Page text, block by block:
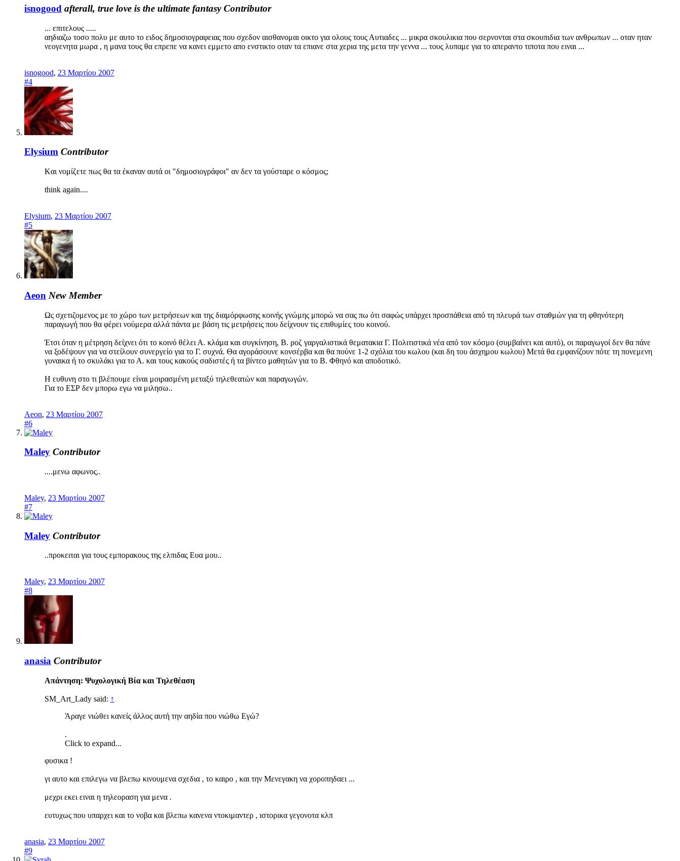
isnogood afterall, true love is the ultimate fantasy Contributor
... επιτελους .....
αηδιαζω τοσο πολυ με αυτο το ειδος δημοσιογραφειας που σχεδον αισθανομαι οικτο για ολους τους Αυτιαδες ... μικρα σκουλικια που σερνονται στα σκουπιδια των ανθρωπων ... οταν ηταν
νεογενητα μωρα , η μανα τους θα επρεπε να κανει εμμετο απο ενστικτο οταν τα επιανε στα χερια της μετα την γεννα ... τους λυπαμε για το απεραντο τιποτα που ειναι ...
isnogood, 23 Μαρτίου 2007
#4
Elysium Contributor
Kαι νομίζετε πως θα τα έκαναν αυτά οι "δημοσιογράφοι" αν δεν τα γούσταρε ο κόσμος;
think again....
Elysium, 23 Μαρτίου 2007
#5
Aeon New Member
Ως σχετιζομενος με το χώρο των μετρήσεων και της διαμόρφωσης κοινής γνώμης μπορώ να σας πω ότι σαφώς υπάρχει προσπάθεια από τη πλευρά των σταθμών για τη φθηνότερη
παραγωγή που θα φέρει νούμερα αλλά πάντα με βάση τις μετρήσεις που δείχνουν τις επιθυμίες του κοινού.
Έτσι όταν η μέτρηση δείχνει ότι το κοινό θέλει Α. κλάμα και συγκίνηση, Β. ροζ γαργαλιστικά θεματακια Γ. Πολιτιστικά νέα από τον κόσμο (συμβαίνει και αυτό), οι παραγωγοί δεν θα πάνε
να ξοδέψουν για να στείλουν συνεργείο για το Γ. συχνά. Θα αγοράσουνε κονσέρβα και θα πούνε 1-2 σχόλια του κωλου (και δη του άσχημου κωλου) Μετά θα εμφανίζουν πότε τη πονεμενη
γυναικα ή το σκυλάκι για το Α. και τους κακούς σαδιστές ή τα βίντεο μαθητών για το Β. Φθηνό και αποδοτικό.
Η ευθυνη στο τι βλέπουμε είναι μοιρασμένη μεταξύ τηλεθεατών και παραγωγών.
Για το ΕΣΡ δεν μπορω εγω να μιλησω..
Aeon, 23 Μαρτίου 2007
#6
Maley Contributor
....μενω αφωνος..
Maley, 23 Μαρτίου 2007
#7
Maley Contributor
..προκειται για τους εμπορακους της ελπιδας Ευα μου..
Maley, 23 Μαρτίου 2007
#8
anasia Contributor
Απάντηση: Ψυχολογική Βία και Τηλεθέαση
SM_Art_Lady said: ↑
Άραγε νιώθει κανείς άλλος αυτή την αηδία που νιώθω Εγώ?
.
Click to expand...
φυσικα !
γι αυτο και επιλεγω να βλεπω κινουμενα σχεδια , το καιρο , και την Μενεγακη να χοροπηδαει ...
μεχρι εκει ειναι η τηλεοραση για μενα .
ευτυχως που υπαρχει και το νοβα και βλεπω κανενα ντοκιμαντερ , ιστορικα γεγονοτα κλπ
anasia, 23 Μαρτίου 2007
#9